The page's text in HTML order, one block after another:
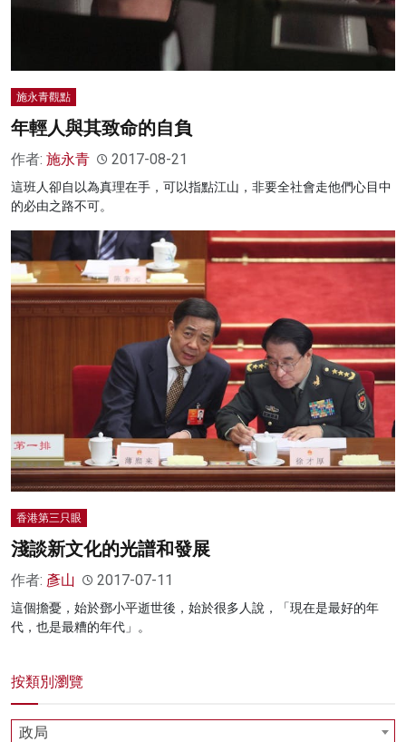
施永青觀點
年輕人與其致命的自負
作者: 施永青 2017-08-21
這班人卻自以為真理在手，可以指點江山，非要全社會走他們心目中
的必由之路不可。
香港第三只眼
淺談新文化的光譜和發展
作者: 彥山 2017-07-11
這個擔憂，始於鄧小平逝世後，始於很多人說，「現在是最好的年
代，也是最糟的年代」。
按類別瀏覽
政局